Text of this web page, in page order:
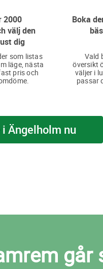
2000
välj den
dig
som listas
läge, nästa
pris och
Boka
Vald
översikt
väljer i
passar
Ängelholm nu
går